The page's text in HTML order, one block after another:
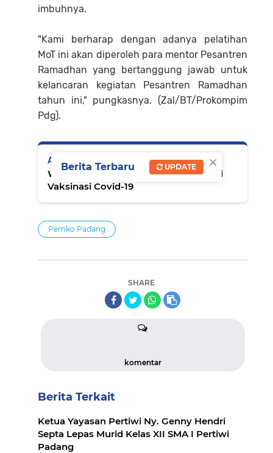
imbuhnya.
"Kami berharap dengan adanya pelatihan
MoT ini akan diperoleh para mentor Pesantren
Ramadhan yang bertanggung jawab untuk
kelancaran kegiatan Pesantren Ramadhan
tahun ini," pungkasnya. (Zal/BT/Prokompim
Pdg).
Artikel Selanjutnya
Warga Etnis Tionghoa di Padang Ikuti
Vaksinasi Covid-19
Pemko Padang
SHARE
komentar
Berita Terkait
Ketua Yayasan Pertiwi Ny. Genny Hendri
Septa Lepas Murid Kelas XII SMA I Pertiwi
Padang
×
Berita Terbaru UPDATE